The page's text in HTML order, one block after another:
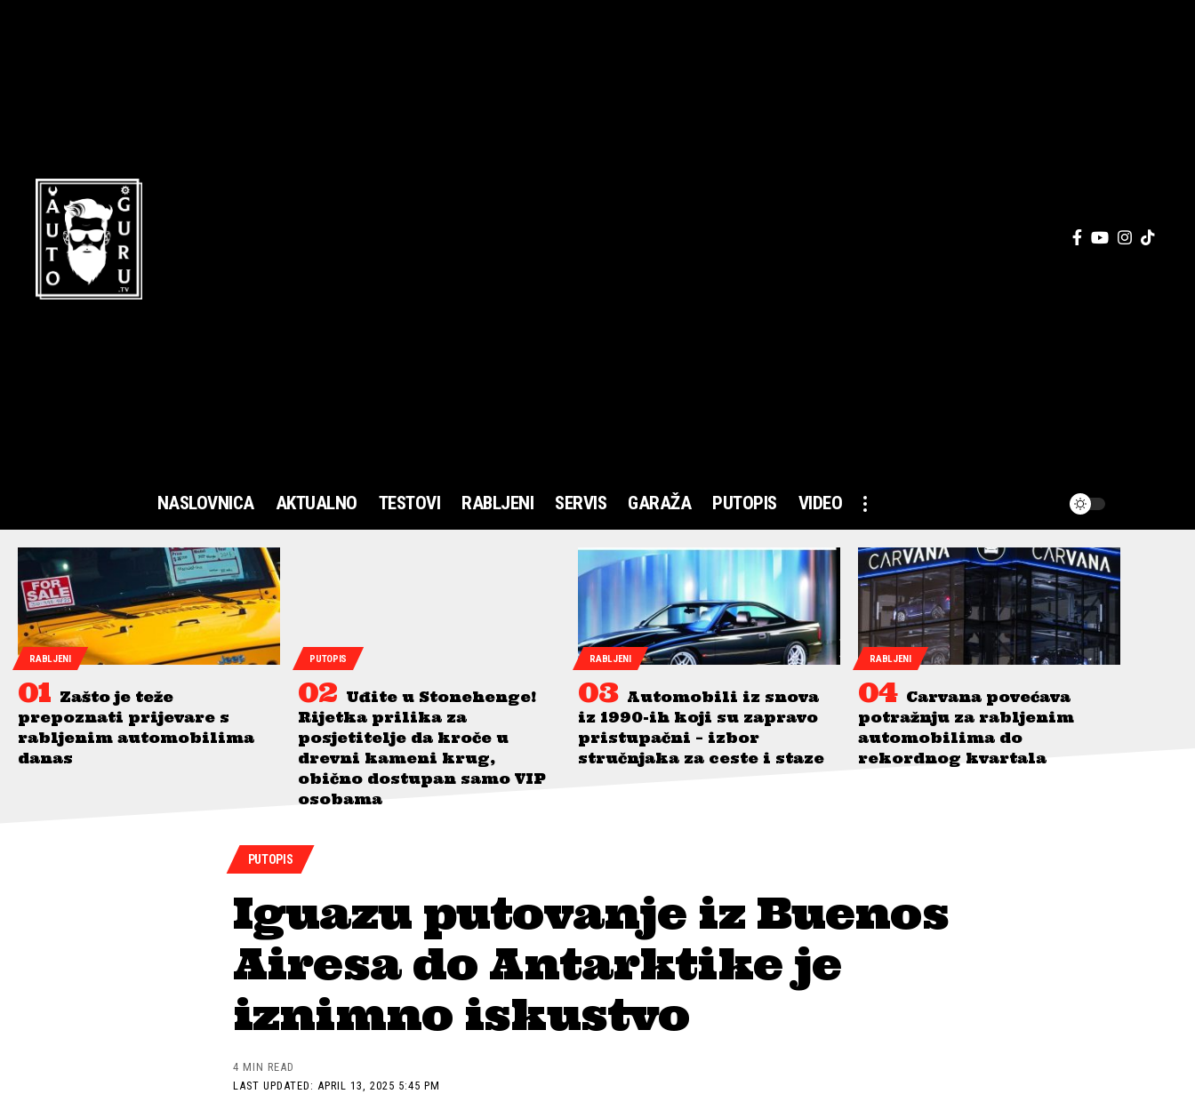
NASLOVNICA AKTUALNO TESTOVI RABLJENI SERVIS GARAŽA PUTOPIS VIDEO
RABLJENI
Zašto je teže
prepoznati prijevare s
rabljenim automobilima
danas
PUTOPIS
Uđite u Stonehenge!
Rijetka prilika za
posjetitelje da kroče u
drevni kameni krug,
obično dostupan samo VIP
osobama
RABLJENI
Automobili iz snova
iz 1990-ih koji su zapravo
pristupačni – izbor
stručnjaka za ceste i staze
RABLJENI
Carvana povećava
potražnju za rabljenim
automobilima do
rekordnog kvartala
PUTOPIS
Iguazu putovanje iz Buenos
Airesa do Antarktike je
iznimno iskustvo
LAST UPDATED: APRIL 13, 2025 5:45 PM
4 MIN READ